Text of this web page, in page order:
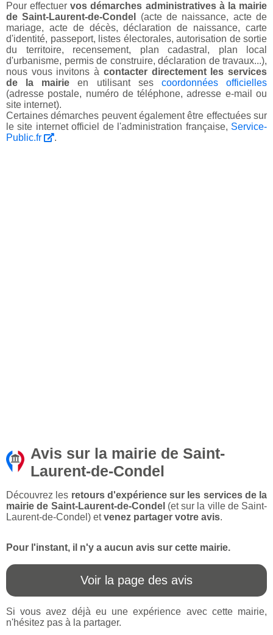
Pour effectuervos démarches administratives à la mairie
de Saint-Laurent-de-Condel
(acte de naissance, acte de
mariage, acte de décès, déclaration de naissance, carte
d'identité, passeport, listes électorales, autorisation de sortie
du territoire, recensement, plan cadastral, plan local
d'urbanisme, permis de construire, déclaration de travaux...),
nous vous invitons à contacter directement les services
de la mairie en utilisant ses coordonnées officielles
(adresse postale, numéro de téléphone, adresse e-mail ou
site internet).
Certaines démarches peuvent également être effectuées sur
le site internet officiel de l'administration française, Service-
Public.fr
.
Avis sur la mairie de Saint-
Laurent-de-Condel
Découvrez les retours d'expérience sur les services de la
mairie de Saint-Laurent-de-Condel (et sur la ville de Saint-
Laurent-de-Condel) etvenez partager votre avis.
Pour l'instant, il n'y a aucun avis sur cette mairie.
Voir la page des avis
Si vous avez déjà eu une expérience avec cette mairie,
n'hésitez pas à la partager.